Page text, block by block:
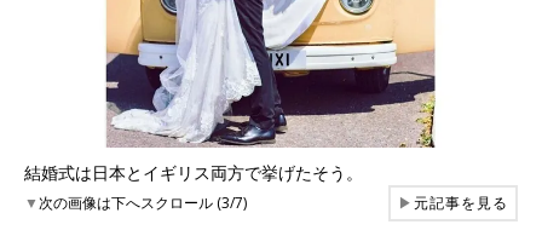
結婚式は日本とイギリス両方で挙げたそう。
▼次の画像は下へスクロール (3/7) ▶元記事を見る